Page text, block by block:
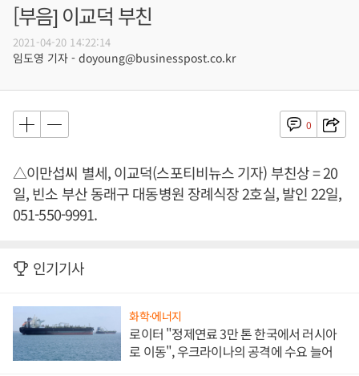
[부음] 이교덕 부친
2021-04-20 14:22:14
임도영 기자 - doyoung@businesspost.co.kr
0
△이만섭씨 별세, 이교덕(스포티비뉴스 기자) 부친상 = 20
일, 빈소 부산 동래구 대동병원 장례식장 2호실, 발인 22일,
051-550-9991.
인기기사
화학·에너지
로이터 "정제연료 3만 톤 한국에서 러시아
로 이동", 우크라이나의 공격에 수요 늘어